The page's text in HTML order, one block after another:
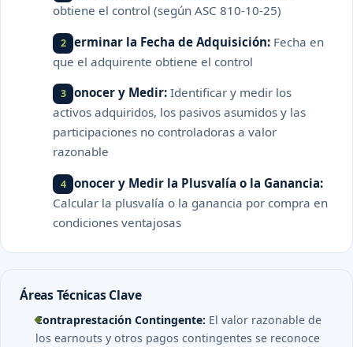
obtiene el control (según ASC 810-10-25)
Determinar la Fecha de Adquisición: Fecha en
que el adquirente obtiene el control
Reconocer y Medir: Identificar y medir los
activos adquiridos, los pasivos asumidos y las
participaciones no controladoras a valor
razonable
Reconocer y Medir la Plusvalía o la Ganancia:
Calcular la plusvalía o la ganancia por compra en
condiciones ventajosas
Áreas Técnicas Clave
Contraprestación Contingente: El valor razonable de
los earnouts y otros pagos contingentes se reconoce